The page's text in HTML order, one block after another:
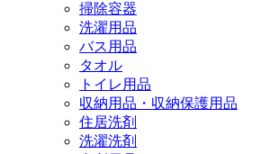
掃除容器
洗濯用品
バス用品
タオル
トイレ用品
収納用品・収納保護用品
住居洗剤
洗濯洗剤